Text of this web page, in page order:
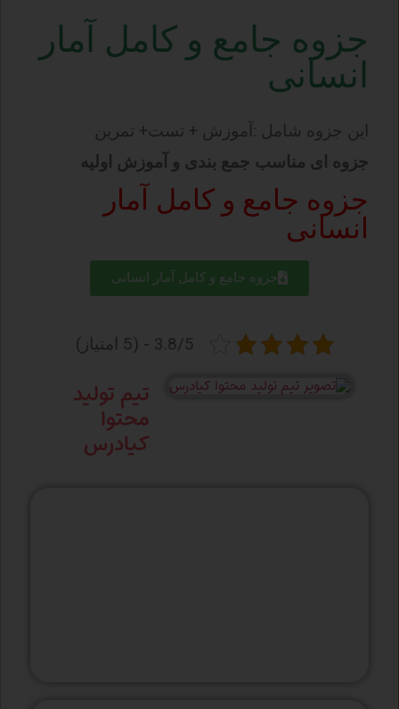
جزوه جامع و کامل آمار
انسانی
این جزوه شامل :آموزش + تست+ تمرین
جزوه ای مناسب جمع بندی و آموزش اولیه
جزوه جامع و کامل آمار
انسانی
جزوه جامع و کامل آمار انسانی
3.8/5 - (5 امتیاز)
تیم تولید
محتوا
کیادرس